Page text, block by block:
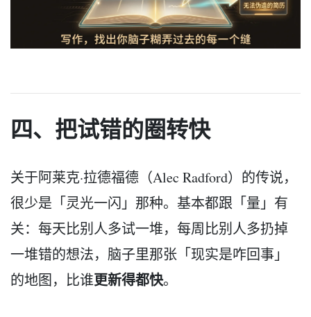
四、把试错的圈转快
关于阿莱克·拉德福德（Alec Radford）的传说，
很少是「灵光一闪」那种。基本都跟「量」有
关：每天比别人多试一堆，每周比别人多扔掉
一堆错的想法，脑子里那张「现实是咋回事」
的地图，比谁更新得都快。